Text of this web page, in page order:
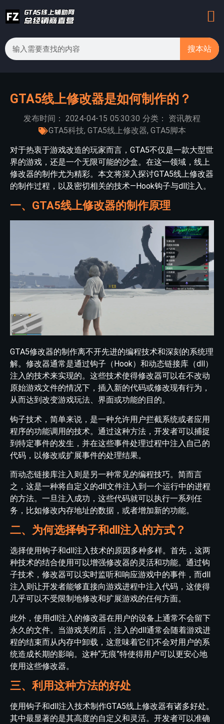
搜本站
GTA5线上修改器是如何制作的？
发布时间： 2024-04-15 05:30:30 分类：
资讯教程
GTA5科技, GTA5线上修改器, GTA5脚本
对于热衷于游戏改造的玩家而言，GTA5不仅是一款大型世
界的游戏，还是一个无限可能的沙盒。在这一领域，线上
修改器的制作尤为精彩。本文将深入探讨GTA5线上修改器
的制作过程，以及密切相关的技术—Hook钩子与dll注入。
一、GTA5线上修改器的制作原理
GTA5修改器的制作离不开先进的编程技术和深刻的系统理
解。修改器通常是通过钩子（Hook）和动态链接库（dll）
注入的技术来实现的。这些技术使得修改器可以在不改动
原始游戏文件的情况下，插入新的代码或修改现有行为，
从而达到改变游戏玩法、界面或功能的目的。
钩子技术，简单来说，是一种允许用户拦截系统或者应用
程序的功能调用的技术。通过这种方法，开发者可以捕捉
到特定事件的发生，并在这些事件处理过程中注入自己的
代码，以修改或扩展事件的处理结果。
而动态链接库注入则是另一种常见的编程技巧。简而言
之，这是一种将自定义的dll文件注入到一个运行中的进程
的方法。一旦注入成功，这些代码就可以执行一系列任
务，比如修改内存地址的数据，或者增加新的功能。
二、为何选择钩子和dll注入的方式？
选择使用钩子和dll注入技术的原因多种多样。首先，这两
种技术的结合使用可以增强修改器的灵活和功能。通过钩
子技术，修改器可以实时监听和响应游戏中的事件，而dll
注入则让开发者能够直接向游戏进程中注入代码，这使得
几乎可以不受限制地修改和扩展游戏的任何方面。
此外，使用dll注入的修改器在用户的设备上通常不会留下
永久的文件。当游戏关闭后，注入的dll通常会随着游戏进
程的结束而从内存中卸载，这意味着它们不会对用户的系
统造成长期的影响。这种“无痕”特使得用户可以更安心地
使用这些修改器。
三、利用这种方法的好处
使用钩子和dll注入技术制作GTA5线上修改器有诸多好处。
其中最显著的是其高度的自定义和灵活。开发者可以准确